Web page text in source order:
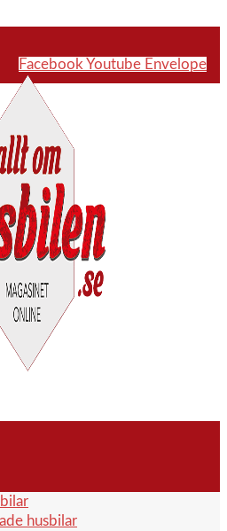
Facebook Youtube Envelope
husbilar